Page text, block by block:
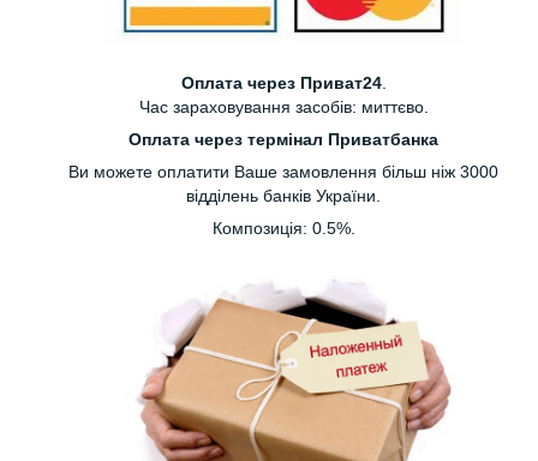
Оплата через Приват24.
Час зараховування засобів: миттєво.
Оплата через термінал Приватбанка
Ви можете оплатити Ваше замовлення більш ніж 3000
відділень банків України.
Композиція: 0.5%.